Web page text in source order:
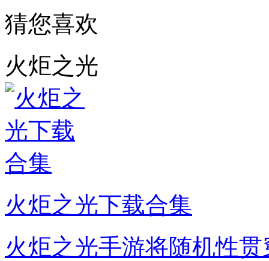
猜您喜欢
火炬之光
火炬之光下载合集
火炬之光手游将随机性